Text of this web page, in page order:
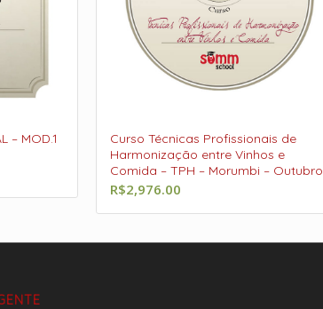
– MOD.1
Curso Técnicas Profissionais de
Harmonização entre Vinhos e
Comida – TPH – Morumbi – Outubro
R$2,976.00